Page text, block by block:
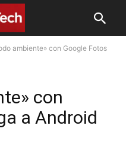
ambiente» con Google Fotos
con
a Android